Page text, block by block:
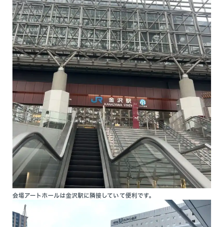
会場アートホールは金沢駅に隣接していて便利です。